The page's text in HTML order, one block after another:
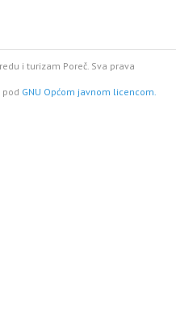
i turizam Poreč. Sva prava
GNU Općom javnom licencom.